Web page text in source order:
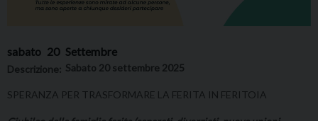
sabato 20 Settembre
Descrizione: Sabato 20 settembre 2025
SPERANZA PER TRASFORMARE LA FERITA IN FERITOIA